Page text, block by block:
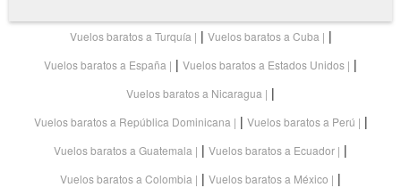
Vuelos baratos a Turquía | Vuelos baratos a Cuba |
Vuelos baratos a España | Vuelos baratos a Estados Unidos |
Vuelos baratos a Nicaragua |
Vuelos baratos a República Dominicana | Vuelos baratos a Perú |
Vuelos baratos a Guatemala | Vuelos baratos a Ecuador |
Vuelos baratos a Colombia | Vuelos baratos a México |